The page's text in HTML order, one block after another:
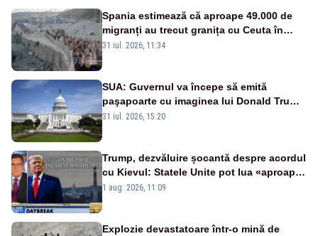
Spania estimează că aproape 49.000 de
migranți au trecut granița cu Ceuta în
ultimele 24 de ore. Bilanțul morților a
31 iul. 2026, 11:34
SUA: Guvernul va începe să emită
paşapoarte cu imaginea lui Donald Trump
începând cu 8 august
31 iul. 2026, 15:20
Trump, dezvăluire șocantă despre acordul
cu Kievul: Statele Unite pot lua «aproape
tot ce vor» din minele Ucrainei”
1 aug. 2026, 11:09
Explozie devastatoare într-o mină de